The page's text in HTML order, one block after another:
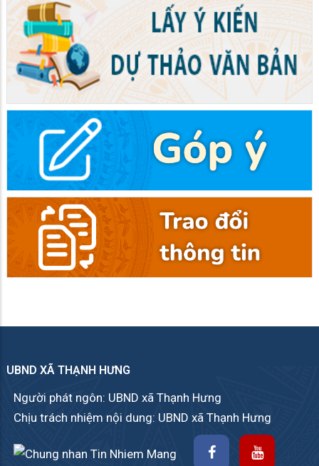
UBND XÃ THẠNH HƯNG
Người phát ngôn: UBND xã Thạnh Hưng
Chịu trách nhiệm nội dung: UBND xã Thạnh Hưng